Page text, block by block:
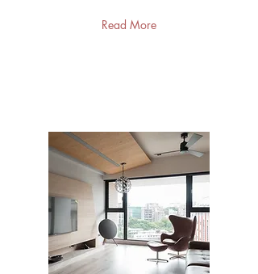
Read More